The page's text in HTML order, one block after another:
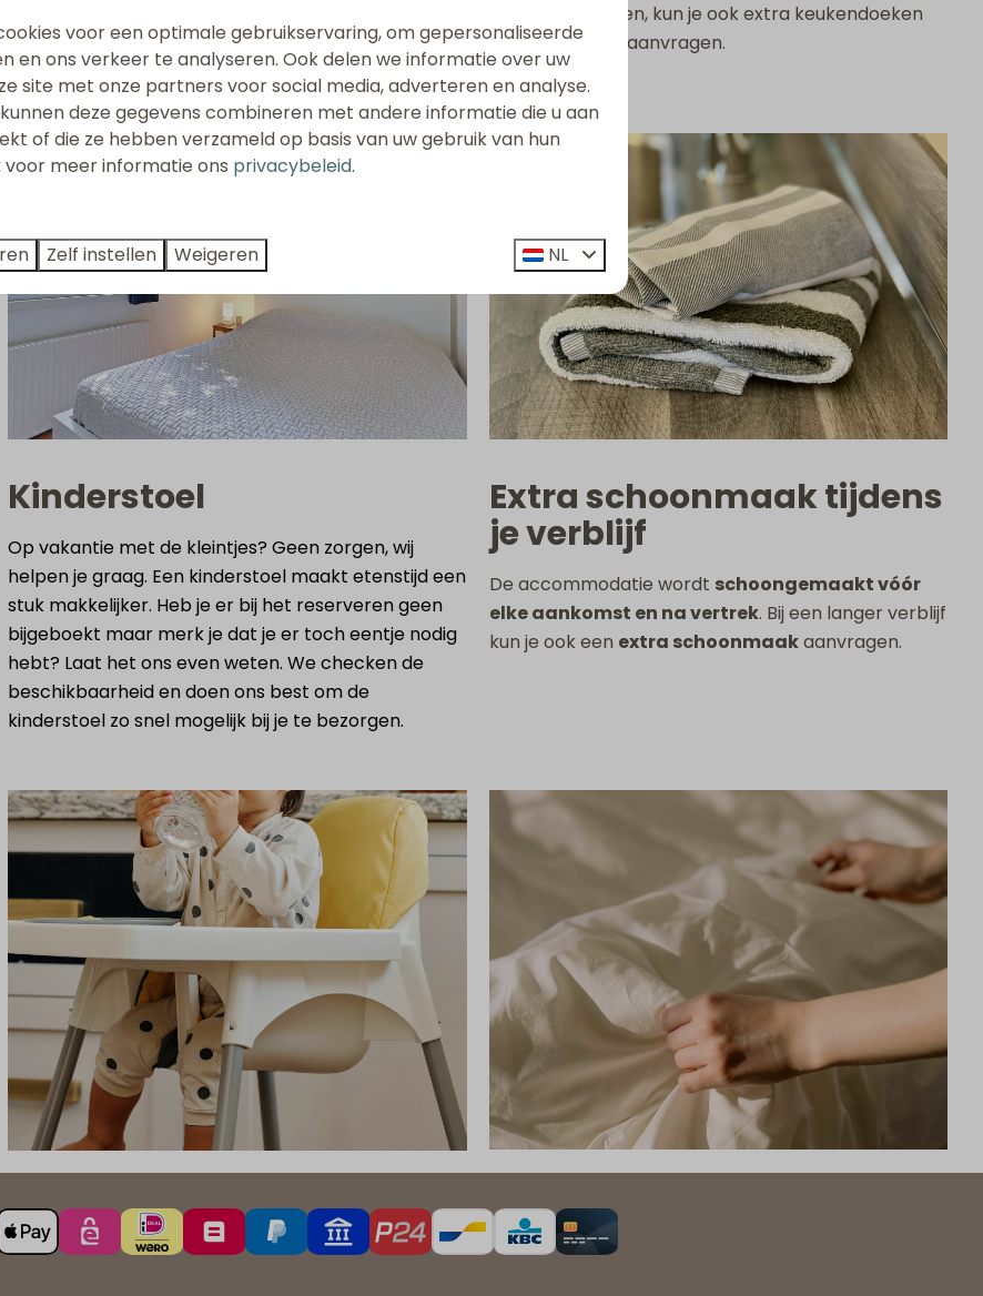
Heb je tijdens je verblijf een extra set nodig? Dan kun
jeextra bedlinnen aanvragen.
hebt in de keuken, kun je ook extra keukendoeken
en theedoeken aanvragen.
Kinderstoel
Op vakantie met de kleintjes? Geen zorgen, wij
helpen je graag. Een kinderstoel maakt etenstijd een
stuk makkelijker. Heb je er bij het reserveren geen
bijgeboekt maar merk je dat je er toch eentje nodig
hebt? Laat het ons even weten. We checken de
beschikbaarheid en doen ons best om de
kinderstoel zo snel mogelijk bij je te bezorgen.
Extra schoonmaak tijdens
je verblijf
De accommodatie wordt schoongemaakt vóór
elke aankomst en na vertrek. Bij een langer verblijf
kun je ook een extra schoonmaakaanvragen.
voor een optimale gebruikservaring, om gepersonaliseerde
en ons verkeer te analyseren. Ook delen we informatie over uw
site met onze partners voor social media, adverteren en analyse.
deze gegevens combineren met andere informatie die u aan
of die ze hebben verzameld op basis van uw gebruik van hun
voor meer informatie ons privacybeleid.
Zelf instellen Weigeren NL